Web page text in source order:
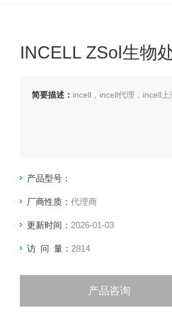
INCELL ZSol生物
简要描述： incell，incell代理，incell
产品型号：
厂商性质： 代理商
更新时间： 2026-01-03
访 问 量： 2814
产品咨询